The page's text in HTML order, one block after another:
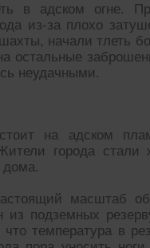
в адском огне.
из-за плохо
начали тлеть
остальные
неудачными.
на адском
города стали
дома.
масштаб
из подземных
температура в